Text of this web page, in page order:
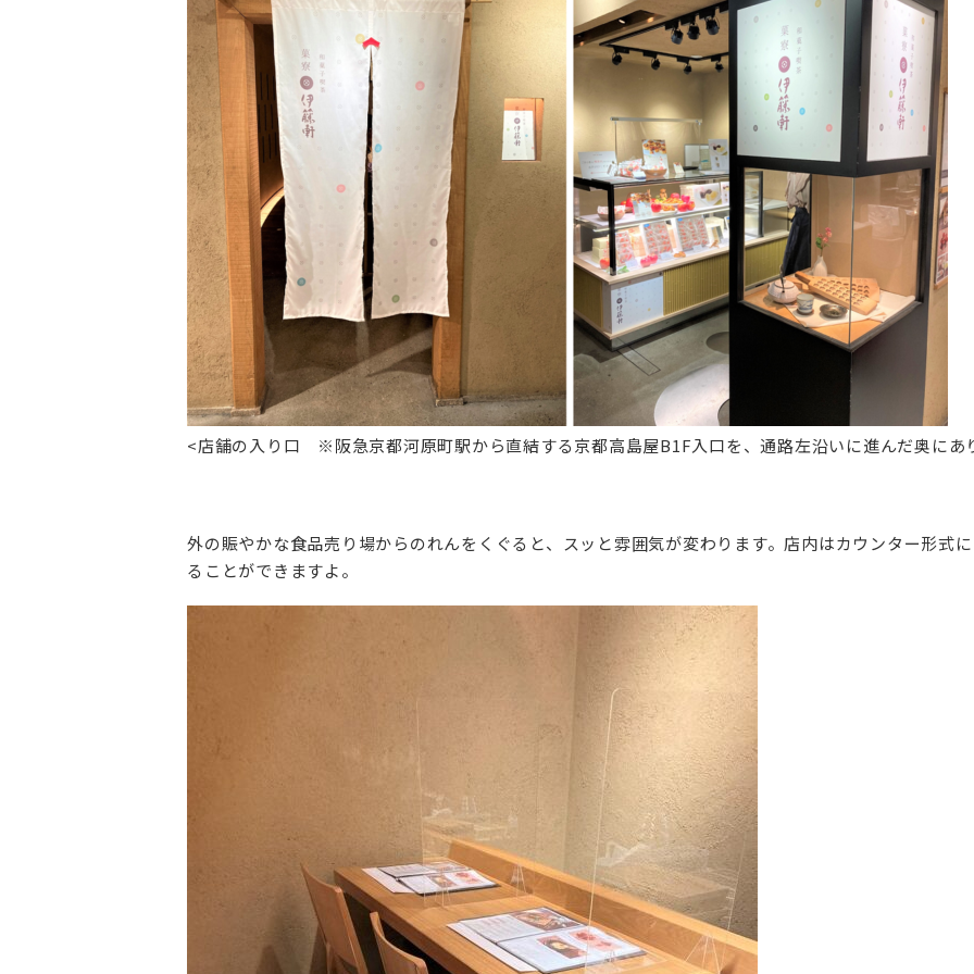
<店舗の入り口 ※阪急京都河原町駅から直結する京都高島屋B1F入口を、通路左沿いに進んだ奥にあ
外の賑やかな食品売り場からのれんをくぐると、スッと雰囲気が変わります。店内はカウンター形式
ることができますよ。